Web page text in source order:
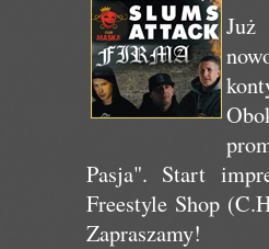
Pasja". Start
Freestyle Shop
Zapraszamy!